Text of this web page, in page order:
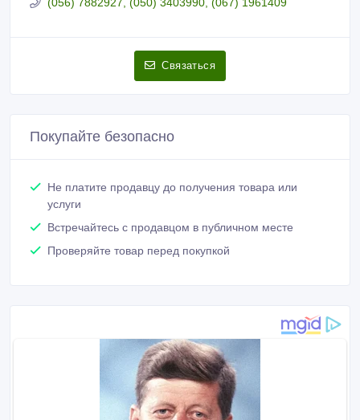
(056) 7882927, (050) 3403990, (067) 1961409
Связаться
Покупайте безопасно
Не платите продавцу до получения товара или
услуги
Встречайтесь с продавцом в публичном месте
Проверяйте товар перед покупкой